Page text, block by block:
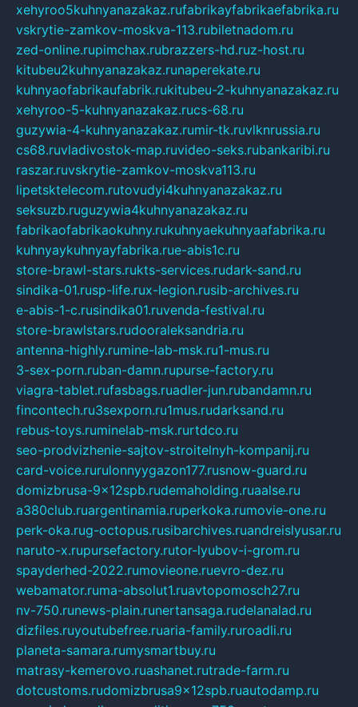
xehyroo5kuhnyanazakaz.rufabrikayfabrikaefabrika.ru
vskrytie-zamkov-moskva-113.rubiletnadom.ru
zed-online.rupimchax.rubrazzers-hd.ruz-host.ru
kitubeu2kuhnyanazakaz.runaperekate.ru
kuhnyaofabrikaufabrik.rukitubeu-2-kuhnyanazakaz.ru
xehyroo-5-kuhnyanazakaz.rucs-68.ru
guzywia-4-kuhnyanazakaz.rumir-tk.ruvlknrussia.ru
cs68.ruvladivostok-map.ruvideo-seks.rubankaribi.ru
raszar.ruvskrytie-zamkov-moskva113.ru
lipetsktelecom.rutovudyi4kuhnyanazakaz.ru
seksuzb.ruguzywia4kuhnyanazakaz.ru
fabrikaofabrikaokuhny.rukuhnyaekuhnyaafabrika.ru
kuhnyaykuhnyayfabrika.rue-abis1c.ru
store-brawl-stars.rukts-services.rudark-sand.ru
sindika-01.rusp-life.rux-legion.rusib-archives.ru
e-abis-1-c.rusindika01.ruvenda-festival.ru
store-brawlstars.rudooraleksandria.ru
antenna-highly.rumine-lab-msk.ru1-mus.ru
3-sex-porn.ruban-damn.rupurse-factory.ru
viagra-tablet.rufasbags.ruadler-jun.rubandamn.ru
fincontech.ru3sexporn.ru1mus.rudarksand.ru
rebus-toys.ruminelab-msk.rurtdco.ru
seo-prodvizhenie-sajtov-stroitelnyh-kompanij.ru
card-voice.rurulonnyygazon177.rusnow-guard.ru
domizbrusa-9x12spb.rudemaholding.ruaalse.ru
a380club.ruargentinamia.ruperkoka.rumovie-one.ru
perk-oka.rug-octopus.rusibarchives.ruandreislyusar.ru
naruto-x.rupursefactory.rutor-lyubov-i-grom.ru
spayderhed-2022.rumovieone.ruevro-dez.ru
webamator.ruma-absolut1.ruavtopomosch27.ru
nv-750.runews-plain.runertansaga.rudelanalad.ru
dizfiles.ruyoutubefree.ruaria-family.ruroadli.ru
planeta-samara.rumysmartbuy.ru
matrasy-kemerovo.ruashanet.rutrade-farm.ru
dotcustoms.rudomizbrusa9x12spb.ruautodamp.ru